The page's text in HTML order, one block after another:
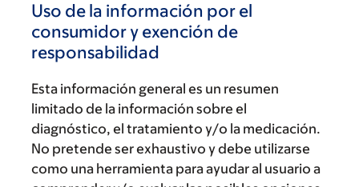
Uso de la información por el
consumidor y exención de
responsabilidad
Esta información general es un resumen
limitado de la información sobre el
diagnóstico, el tratamiento y/o la medicación.
No pretende ser exhaustivo y debe utilizarse
como una herramienta para ayudar al usuario a